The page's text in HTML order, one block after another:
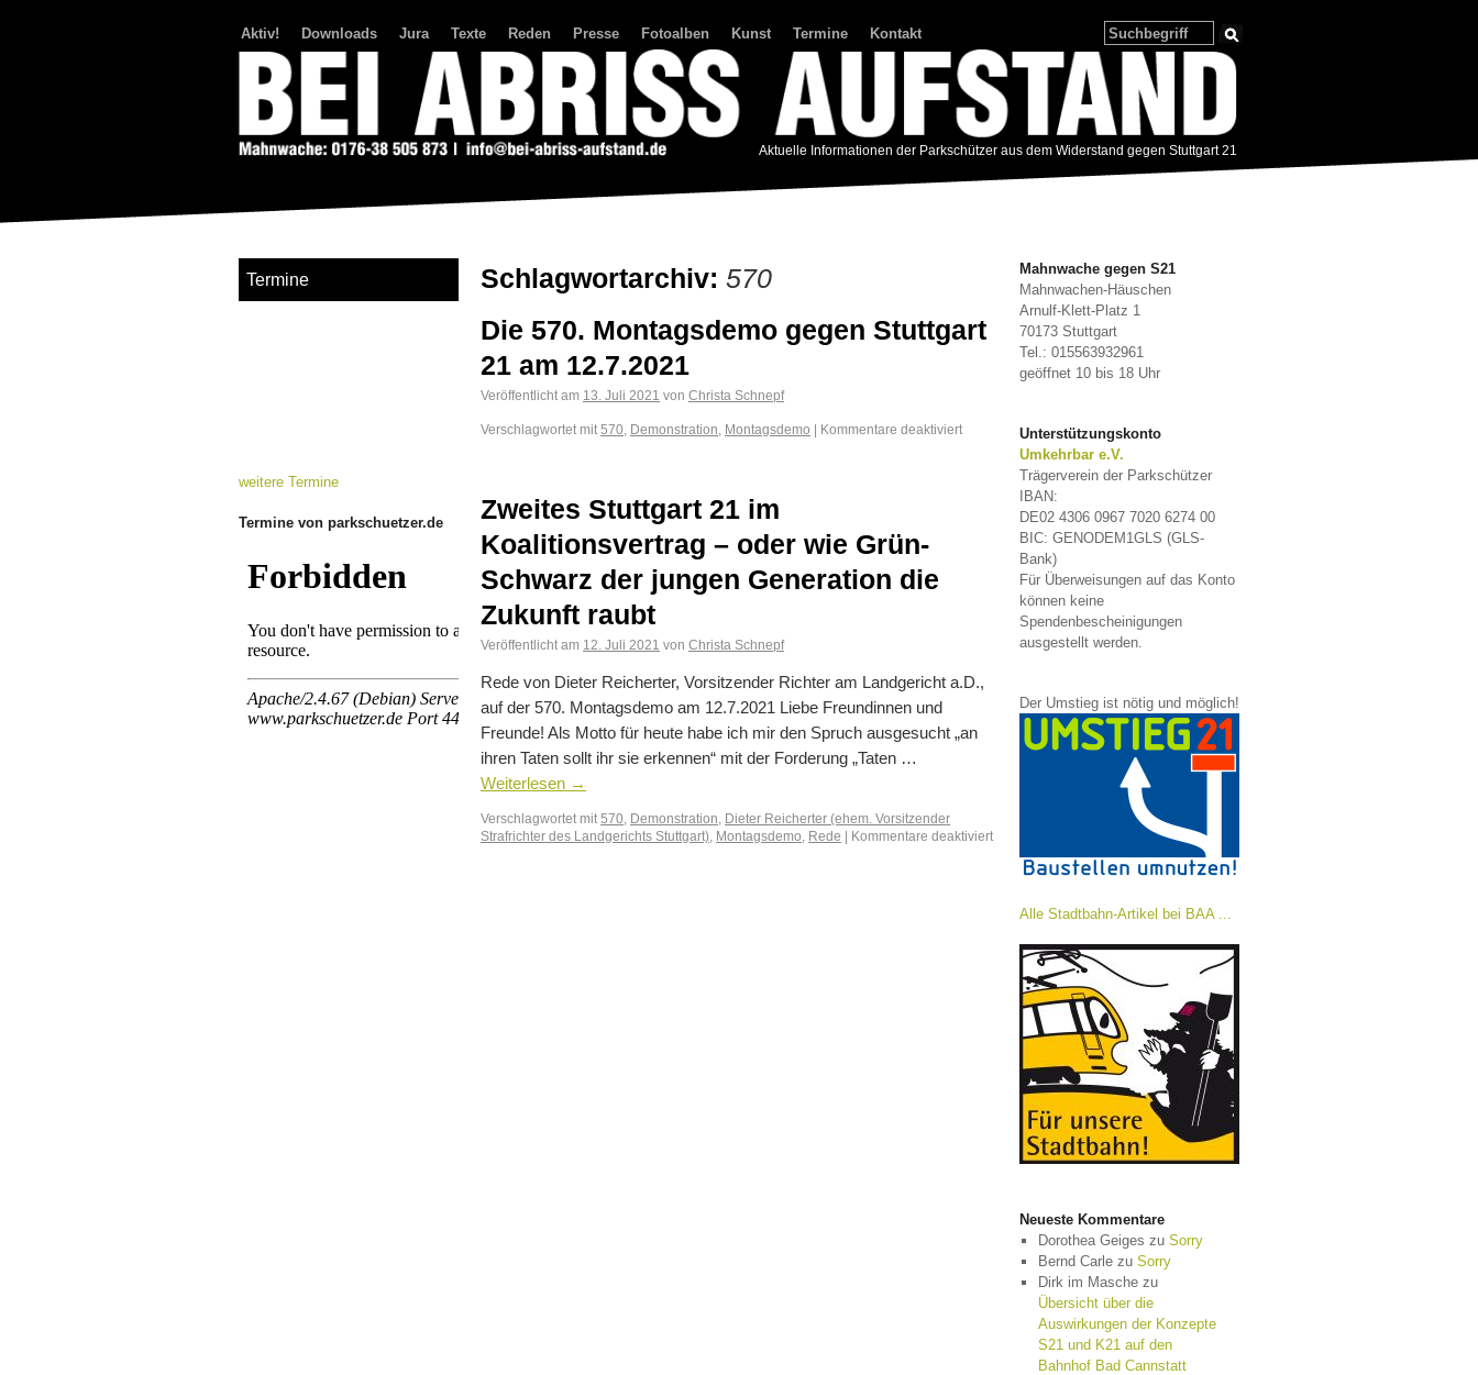
Aktiv! Downloads Jura Texte Reden Presse Fotoalben Kunst Termine Kontakt
Aktuelle Informationen der Parkschützer aus dem Widerstand gegen Stuttgart 21
Schlagwortarchiv: 570
Die 570. Montagsdemo gegen Stuttgart
21 am 12.7.2021
Veröffentlicht am 13. Juli 2021 von Christa Schnepf
Verschlagwortet mit 570 Demonstration Montagsdemo | Kommentare deaktiviert
Zweites Stuttgart 21 im
Koalitionsvertrag – oder wie Grün-
Schwarz der jungen Generation die
Zukunft raubt
Veröffentlicht am 12. Juli 2021 von Christa Schnepf
Rede von Dieter Reicherter, Vorsitzender Richter am Landgericht a.D.,
auf der 570. Montagsdemo am 12.7.2021 Liebe Freundinnen und
Freunde! Als Motto für heute habe ich mir den Spruch ausgesucht „an
ihren Taten sollt ihr sie erkennen“ mit der Forderung „Taten …
Weiterlesen →
Verschlagwortet mit 570 Demonstration
Dieter Reicherter (ehem. Vorsitzender
Strafrichter des Landgerichts Stuttgart) Montagsdemo Rede | Kommentare deaktiviert
Termine
weitere Termine
Termine von parkschuetzer.de
Mahnwache gegen S21
Mahnwachen-Häuschen
Arnulf-Klett-Platz 1
70173 Stuttgart
Tel.: 015563932961
geöffnet 10 bis 18 Uhr
Unterstützungskonto
Umkehrbar e.V.
Trägerverein der Parkschützer
IBAN:
DE02 4306 0967 7020 6274 00
BIC: GENODEM1GLS (GLS-
Bank)
Für Überweisungen auf das Konto
können keine
Spendenbescheinigungen
ausgestellt werden.
Der Umstieg ist nötig und möglich!
Alle Stadtbahn-Artikel bei BAA ...
Neueste Kommentare
Dorothea Geiges zu Sorry
Bernd Carlezu Sorry
Dirk im Maschezu
Übersicht über die
Auswirkungen der Konzepte
S21 und K21 auf den
Bahnhof Bad Cannstatt